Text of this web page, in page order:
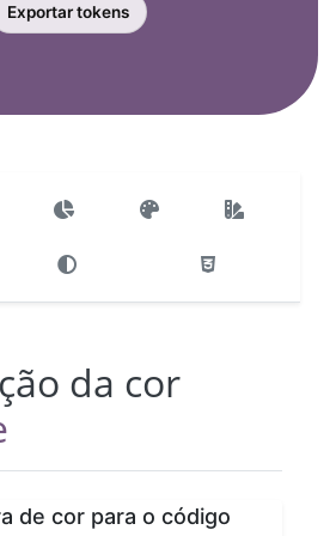
Exportar tokens
da cor